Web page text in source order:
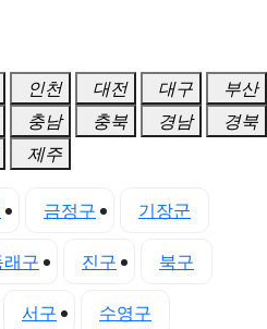
인천 대전 대구
부산
충남 충북 경남
경북
제주
금정구 기장군
래구 진구 북구
서구 수영구